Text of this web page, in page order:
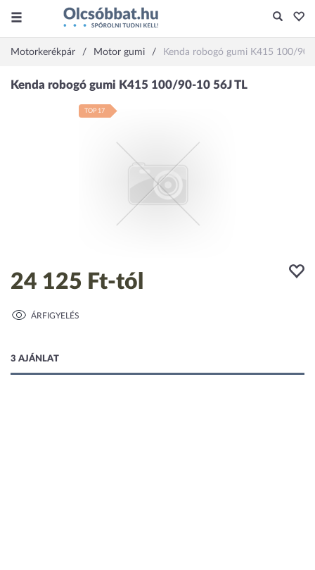
Motorkerékpár Motor gumi Kenda robogó gumi K415 100/90-
24 125 Ft-tól
ÁRFIGYELÉS
3 AJÁNLAT